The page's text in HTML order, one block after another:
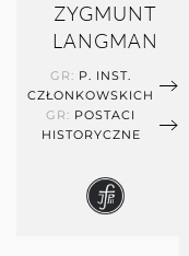
ZYGMUNT
LANGMAN
GR: P. INST.
CZŁONKOWSKICH
GR: POSTACI
HISTORYCZNE